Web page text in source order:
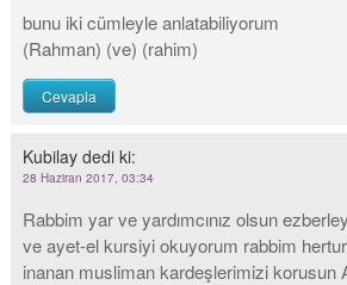
bunu iki cümleyle anlatabiliyorum
(Rahman) (ve) (rahim)
Cevapla
Kubilay dedi ki:
28 Haziran 2017, 03:34
Rabbim yar ve yardımcınız olsun
ve ayet-el kursiyi okuyorum rabbim
inanan musliman kardeşlerimizi korusun